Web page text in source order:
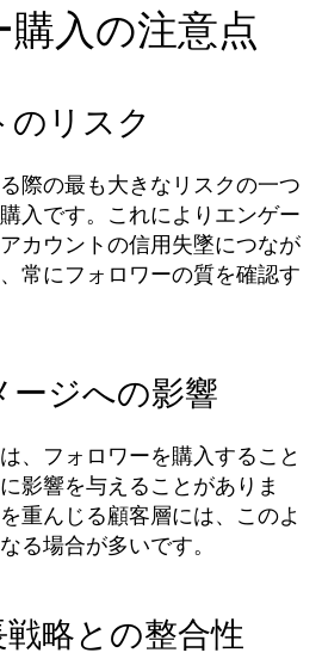
入の注意点
リスク
際の最も大きなリスクの一つ
入です。これによりエンゲー
カウントの信用失墜につなが
常にフォロワーの質を確認す
ジへの影響
、フォロワーを購入すること
影響を与えることがありま
重んじる顧客層には、このよ
る場合が多いです。
略との整合性